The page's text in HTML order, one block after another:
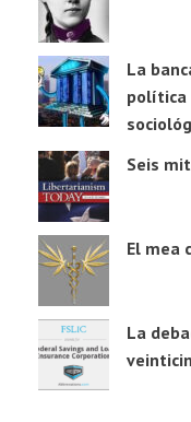
La
política
Seis
El mea
La